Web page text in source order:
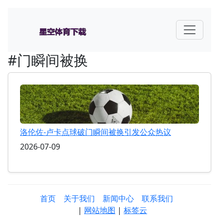
#门瞬间被换
洛伦佐-卢卡点球破门瞬间被换引发公众热议
2026-07-09
首页 关于我们 新闻中心
联系我们
| 网站地图 | 标签云